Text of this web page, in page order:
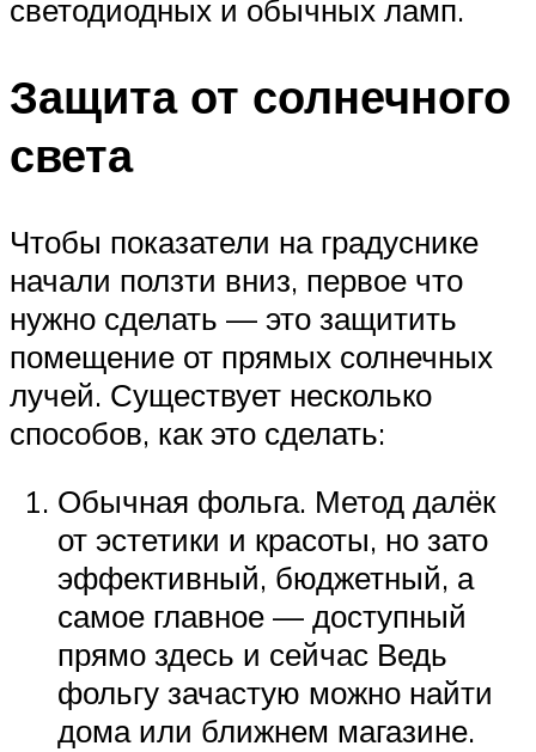
светодиодных и обычных ламп.
Защита от солнечного
света
Чтобы показатели на градуснике
начали ползти вниз, первое что
нужно сделать — это защитить
помещение от прямых солнечных
лучей. Существует несколько
способов, как это сделать:
Обычная фольга. Метод далёк
от эстетики и красоты, но зато
эффективный, бюджетный, а
самое главное — доступный
прямо здесь и сейчас Ведь
фольгу зачастую можно найти
дома или ближнем магазине.